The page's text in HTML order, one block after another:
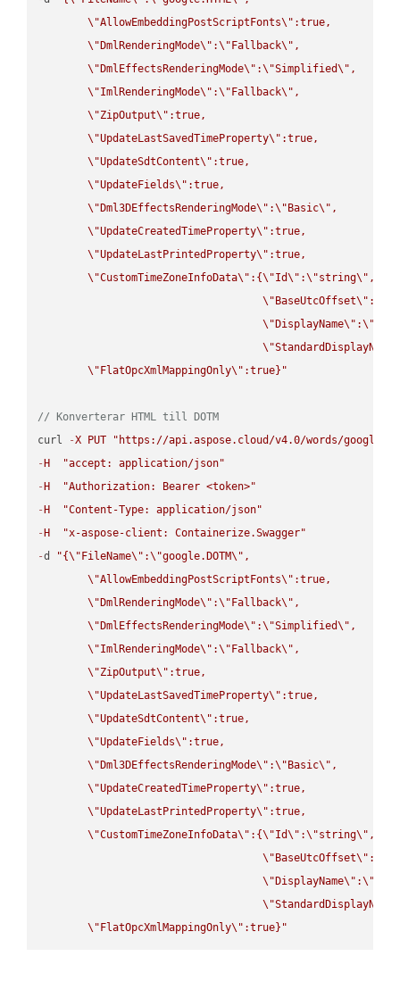
\"AllowEmbeddingPostScriptFonts\" :true,
\" DmlRenderingMode\" :\" Fallback\" ,
\" DmlEffectsRenderingMode\" :\"Simplified\" ,
\"ImlRenderingMode\" :\" Fallback\" ,
\"ZipOutput\" :true,
\"UpdateLastSavedTimeProperty\" :true,
\"UpdateSdtContent\" :true,
\"UpdateFields\" :true,
\" Dml3DEffectsRenderingMode\" :\" Basic\" ,
\"UpdateCreatedTimeProperty\" :true,
\"UpdateLastPrintedProperty\" :true,
\"CustomTimeZoneInfoData\" :{\"Id\" :\"string\" ,
\" BaseUtcOffset\" :
\" DisplayName\" :\"
\"StandardDisplayName
\" FlatOpcXmlMappingOnly\" :true}"
// Konverterar HTML till DOTM
curl
-X PUT
"https://api.aspose.cloud/v4.0/words/
- H
"accept: application/json"
- H
"Authorization: Bearer <token>"
- H
"Content-Type: application/json"
- H
"x-aspose-client: Containerize.Swagger"
-d "{\" FileName\" :\"google.DOTM\" ,
\"AllowEmbeddingPostScriptFonts\" :true,
\" DmlRenderingMode\" :\" Fallback\" ,
\" DmlEffectsRenderingMode\" :\"Simplified\" ,
\"ImlRenderingMode\" :\" Fallback\" ,
\"ZipOutput\" :true,
\"UpdateLastSavedTimeProperty\" :true,
\"UpdateSdtContent\" :true,
\"UpdateFields\" :true,
\" Dml3DEffectsRenderingMode\" :\" Basic\" ,
\"UpdateCreatedTimeProperty\" :true,
\"UpdateLastPrintedProperty\" :true,
\"CustomTimeZoneInfoData\" :{\"Id\" :\"string\" ,
\" BaseUtcOffset\" :
\" DisplayName\" :\"
\"StandardDisplayName
\" FlatOpcXmlMappingOnly\" :true}"